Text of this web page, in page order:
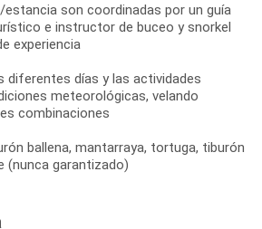
son coordinadas por un guía
e instructor de buceo y snorkel
experiencia
diferentes días y las actividades
meteorológicas, velando
combinaciones
ballena, mantarraya, tortuga, tiburón
(nunca garantizado)